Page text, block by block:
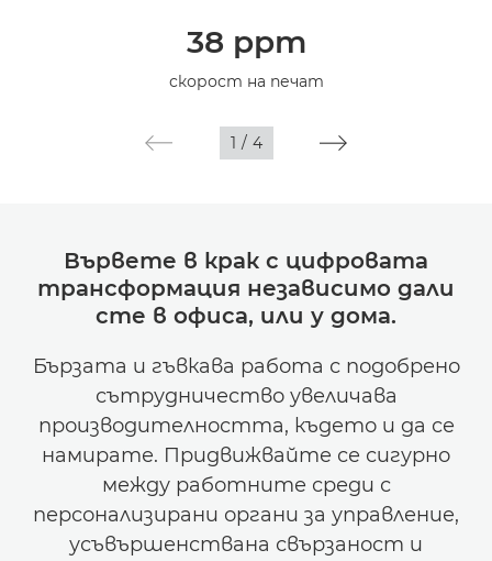
38 ppm
скорост на печат
1 / 4
Вървете в крак с цифровата
трансформация независимо дали
сте в офиса, или у дома.
Бързата и гъвкава работа с подобрено
сътрудничество увеличава
производителността, където и да се
намирате. Придвижвайте се сигурно
между работните среди с
персонализирани органи за управление,
усъвършенствана свързаност и